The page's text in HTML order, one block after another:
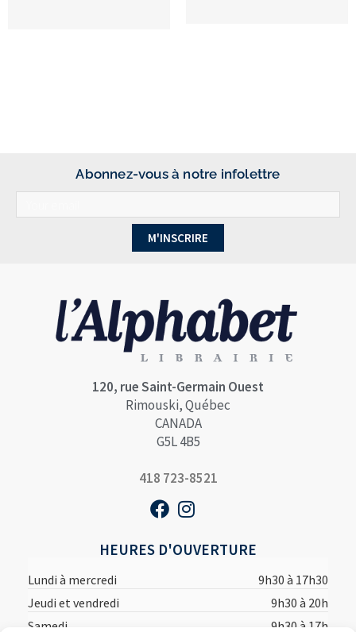
Abonnez-vous à notre infolettre
M'INSCRIRE
120, rue Saint-Germain Ouest
Rimouski, Québec
CANADA
G5L 4B5
418 723-8521
HEURES D'OUVERTURE
Lundi à mercredi
9h30 à 17h30
Jeudi et vendredi
9h30 à 20h
Samedi
9h30 à 17h